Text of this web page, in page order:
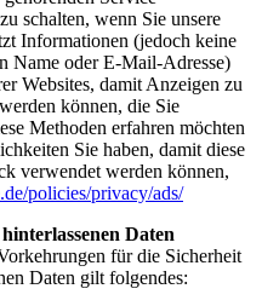
schalten, wenn Sie unsere
Informationen (jedoch keine
Name oder E-Mail-Adresse)
Websites, damit Anzeigen zu
können, die Sie
Methoden erfahren möchten
Sie haben, damit diese
verwendet werden können,
policies/privacy/ads/
Daten
für die Sicherheit
Daten gilt folgendes: